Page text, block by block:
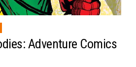
Adventure Comics